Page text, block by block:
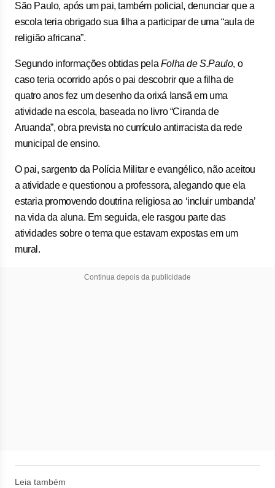
São Paulo, após um pai, também policial, denunciar que a
escola teria obrigado sua filha a participar de uma “aula de
religião africana”.
Segundo informações obtidas pela Folha de S.Paulo, o
caso teria ocorrido após o pai descobrir que a filha de
quatro anos fez um desenho da orixá Iansã em uma
atividade na escola, baseada no livro “Ciranda de
Aruanda”, obra prevista no currículo antirracista da rede
municipal de ensino.
O pai, sargento da Polícia Militar e evangélico, não aceitou
a atividade e questionou a professora, alegando que ela
estaria promovendo doutrina religiosa ao ‘incluir umbanda’
na vida da aluna. Em seguida, ele rasgou parte das
atividades sobre o tema que estavam expostas em um
mural.
Continua depois da publicidade
Leia também